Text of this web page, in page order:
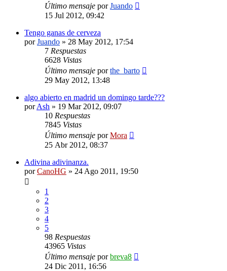
Último mensaje porJuando
15 Jul 2012, 09:42
Tengo ganas de cerveza
porJuando » 28 May 2012, 17:54
7 Respuestas
6628 Vistas
Último mensaje porthe_barto
29 May 2012, 13:48
algo abierto en madrid un domingo tarde???
porAsh » 19 Mar 2012, 09:07
10 Respuestas
7845 Vistas
Último mensaje porMora
25 Abr 2012, 08:37
Adivina adivinanza.
porCanoHG » 24 Ago 2011, 19:50
1
2
3
4
5
98 Respuestas
43965 Vistas
Último mensaje porbreva8
24 Dic 2011, 16:56